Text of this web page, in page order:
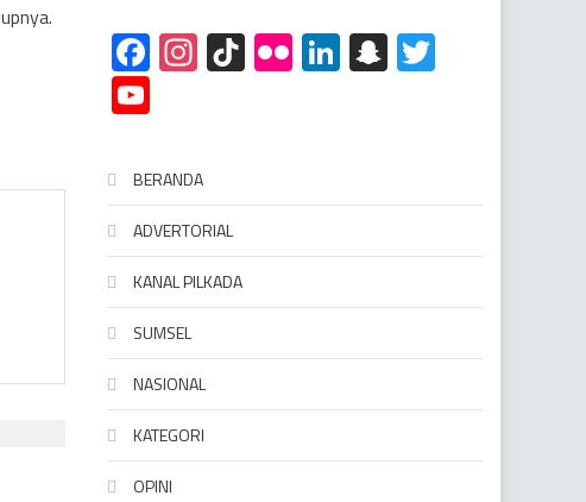
Facebook
Instagram
TikTokFlickrLinkedInSnapchat
BERANDA
ADVERTORIAL
KANAL PILKADA
SUMSEL
NASIONAL
KATEGORI
OPINI